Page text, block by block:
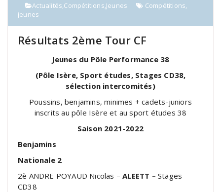
Actualités,Compétitions,Jeunes Compétitions,
jeunes
Résultats 2ème Tour CF
Jeunes du Pôle Performance 38
(Pôle Isère, Sport études, Stages CD38,
sélection intercomités)
Poussins, benjamins, minimes + cadets-juniors
inscrits au pôle Isère et au sport études 38
Saison 2021-2022
Benjamins
Nationale 2
2è ANDRE POYAUD Nicolas –ALEETT –Stages
CD38